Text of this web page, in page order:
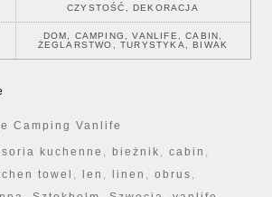
CZYSTOŚĆ, DEKORACJA
DOM, CAMPING, VANLIFE, CABIN,
ŻEGLARSTWO, TURYSTYKA, BIWAK
Camping Vanlife
kuchenne , bieżnik , cabin ,
towel , len , linen , obrus ,